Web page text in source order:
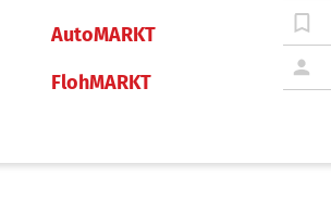
AutoMARKT
FlohMARKT